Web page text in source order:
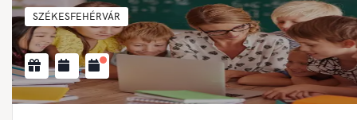
SZÉKESFEHÉRVÁR